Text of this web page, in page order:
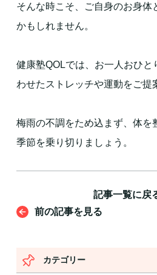
カテゴリー
そんな時こそ、ご自身のお身体
かもしれません。
健康塾QOLでは、お一人おひと
わせたストレッチや運動をご提
梅雨の不調をため込まず、体を
季節を乗り切りましょう。
前の記事を見る
記事一覧に戻